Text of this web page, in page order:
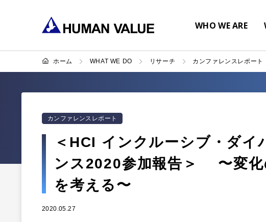
WHO WE ARE
ホーム WHAT WE DO リサーチ カンファレンスレポート
カンファレンスレポート
＜HCI インクルーシブ・ダイ
ンス2020参加報告＞ 〜変化
を考える〜
2020.05.27